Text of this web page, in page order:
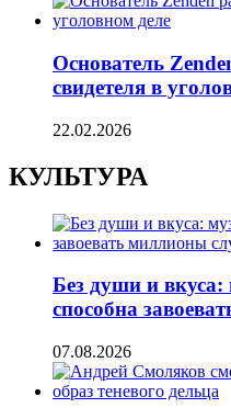
Основатель
свидетеля в
22.02.2026
КУЛЬТУРА
Без души и
способна
07.08.2026